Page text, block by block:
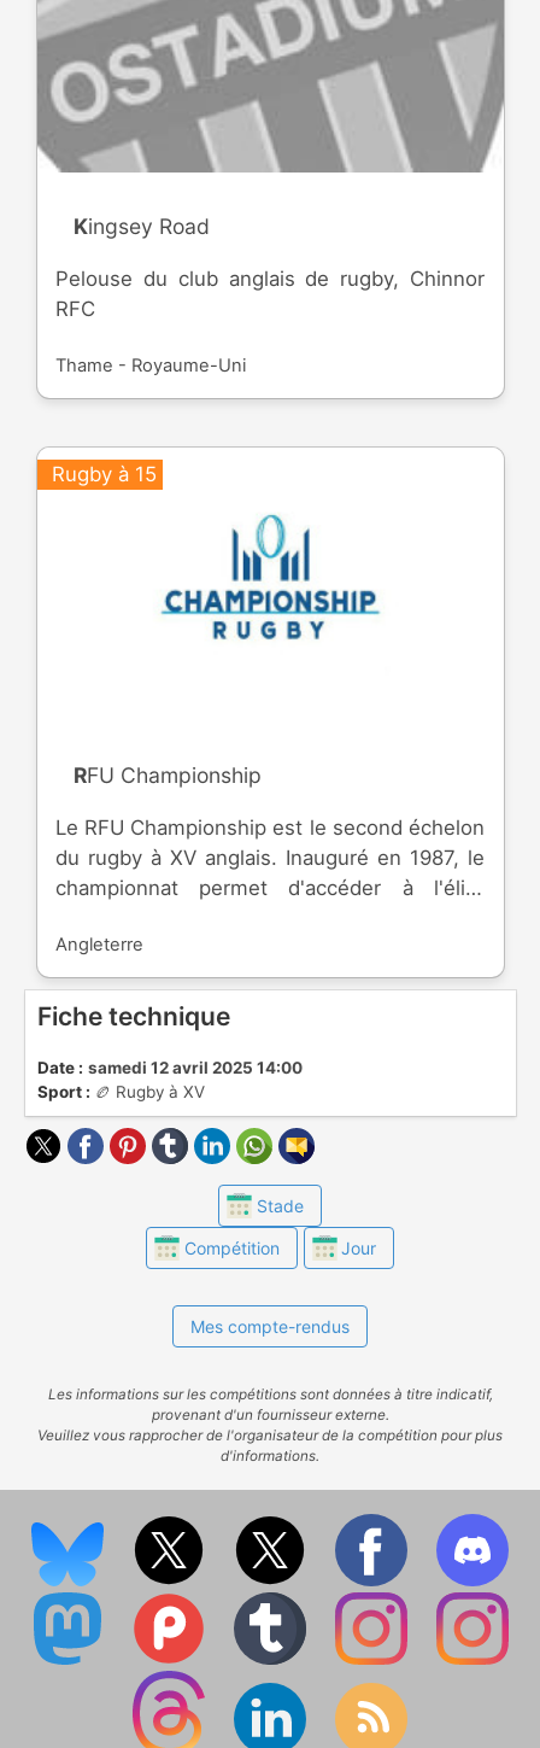
Kingsey Road
Pelouse du club anglais de rugby, Chinnor
RFC
Thame - Royaume-Uni
Rugby à 15
RFU Championship
Le RFU Championship est le second échelon
du rugby à XV anglais. Inauguré en 1987, le
championnat permet d'accéder à l'élite
National League 1.
Angleterre
Fiche technique
Date : samedi 12 avril 2025 14:00
Sport : 🏉 Rugby à XV
Stade
Compétition Jour
Mes compte-rendus
Les informations sur les compétitions sont données à titre indicatif,
provenant d'un fournisseur externe.
Veuillez vous rapprocher de l'organisateur de la compétition pour plus
d'informations.